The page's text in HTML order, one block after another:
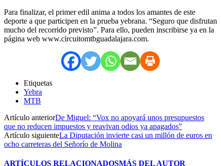
Para finalizar, el primer edil anima a todos los amantes de este
deporte a que participen en la prueba yebrana. “Seguro que disfrutan
mucho del recorrido previsto”. Para ello, pueden inscribirse ya en la
página web www.circuitomtbguadalajara.com.
Etiquetas
Yebra
MTB
Artículo anteriorDe Miguel: “Vox no apoyará unos presupuestos
que no reducen impuestos y reavivan odios ya apagados”
Artículo siguienteLa Diputación invierte casi un millón de euros en
ocho carreteras del Señorío de Molina
ARTÍCULOS RELACIONADOSMÁS DEL AUTOR